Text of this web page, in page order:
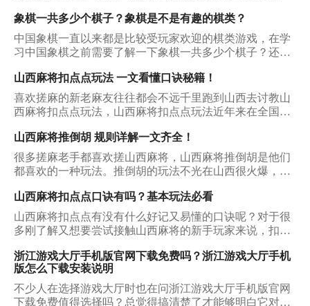
够被玩家多次选择的原因是什么？
象棋一共多少个棋子？象棋是不是有趣的棋类？
中国象棋一直以来都是比较受玩家欢迎的棋类游戏，在学
习中国象棋之前需要了解一下象棋一共多少个棋子？还需
得不错的成绩，把中国象棋学习的比较好一些。
山西麻将扣点点玩法 一文看懂口诀秘籍！
喜欢搓麻的新老麻友往往都会不远千里跑到山西去讨教山
西麻将扣点点玩法，山西麻将扣点点玩法近年来在全国的
的伙伴们，几乎都接触过山西麻将的玩法。不过对于很多
新麻友来说，山西麻将扣点点玩法仍然是一个陌生的世
界，今天小编就来为大家揭开这个神秘世界的面纱吧！
山西麻将推倒胡 规则详解一文齐全！
很多搓麻老手都喜欢搓山西麻将，山西麻将推倒胡是他们
都喜欢的一种玩法。推倒胡的玩法不光在山西很火爆，它
有怎样一番天地呢，对于玩熟了普通麻将的朋友来说，初
玩山西麻将需要注意什么？我们该在哪些平台获取它的下
载资源呢？下面小编就为大家一一介绍。
山西麻将扣点点口诀有吗？基本玩法必看
山西麻将扣点点有没有什么好记又易懂的口诀呢？对于很
多刚了解又想要尝试接触山西麻将的新手玩家来说，扣点
还毫无头绪，那也无需焦虑，今天我们一起把山西麻将扣
点点口诀摸个透吧。
浙江游戏大厅手机版官网下载免费吗？浙江游戏大厅手机
版怎么下载安装说明
不少人在选择游戏大厅时也在问浙江游戏大厅手机版官网
下载免费值得选择吗？总觉得搞清楚了才能够明白它对于